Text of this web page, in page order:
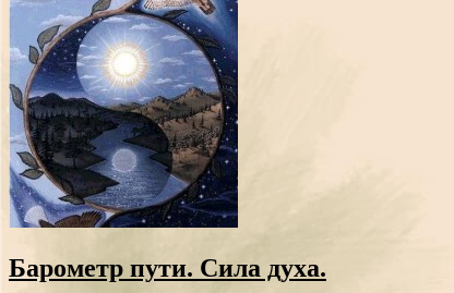
Барометр пути. Сила духа.